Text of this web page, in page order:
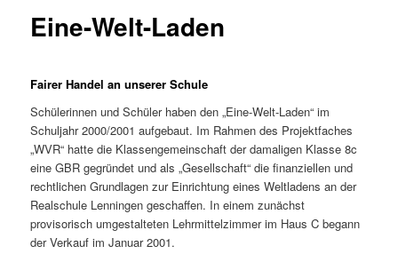
Eine-Welt-Laden
Fairer Handel an unserer Schule
Schülerinnen und Schüler haben den „Eine-Welt-Laden“ im
Schuljahr 2000/2001 aufgebaut. Im Rahmen des Projektfaches
„WVR“ hatte die Klassengemeinschaft der damaligen Klasse 8c
eine GBR gegründet und als „Gesellschaft“ die finanziellen und
rechtlichen Grundlagen zur Einrichtung eines Weltladens an der
Realschule Lenningen geschaffen. In einem zunächst
provisorisch umgestalteten Lehrmittelzimmer im Haus C begann
der Verkauf im Januar 2001.